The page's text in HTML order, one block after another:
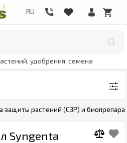
удобрения, семена
защиты растений (СЗР) и
Syngenta